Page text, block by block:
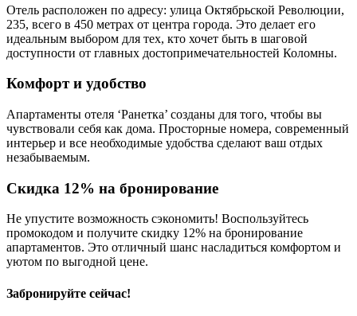
Отель расположен по адресу: улица Октябрьской Революции,
235, всего в 450 метрах от центра города. Это делает его
идеальным выбором для тех, кто хочет быть в шаговой
доступности от главных достопримечательностей Коломны.
Комфорт и удобство
Апартаменты отеля ‘Ранетка’ созданы для того, чтобы вы
чувствовали себя как дома. Просторные номера, современный
интерьер и все необходимые удобства сделают ваш отдых
незабываемым.
Скидка 12% на бронирование
Не упустите возможность сэкономить! Воспользуйтесь
промокодом и получите скидку 12% на бронирование
апартаментов. Это отличный шанс насладиться комфортом и
уютом по выгодной цене.
Забронируйте сейчас!